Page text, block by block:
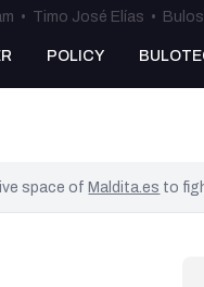
• Timo José Elías • Bulos
POLICY
space ofMaldita.es to